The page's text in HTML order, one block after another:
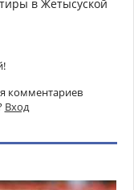
в Жетысуской
комментариев
Вход